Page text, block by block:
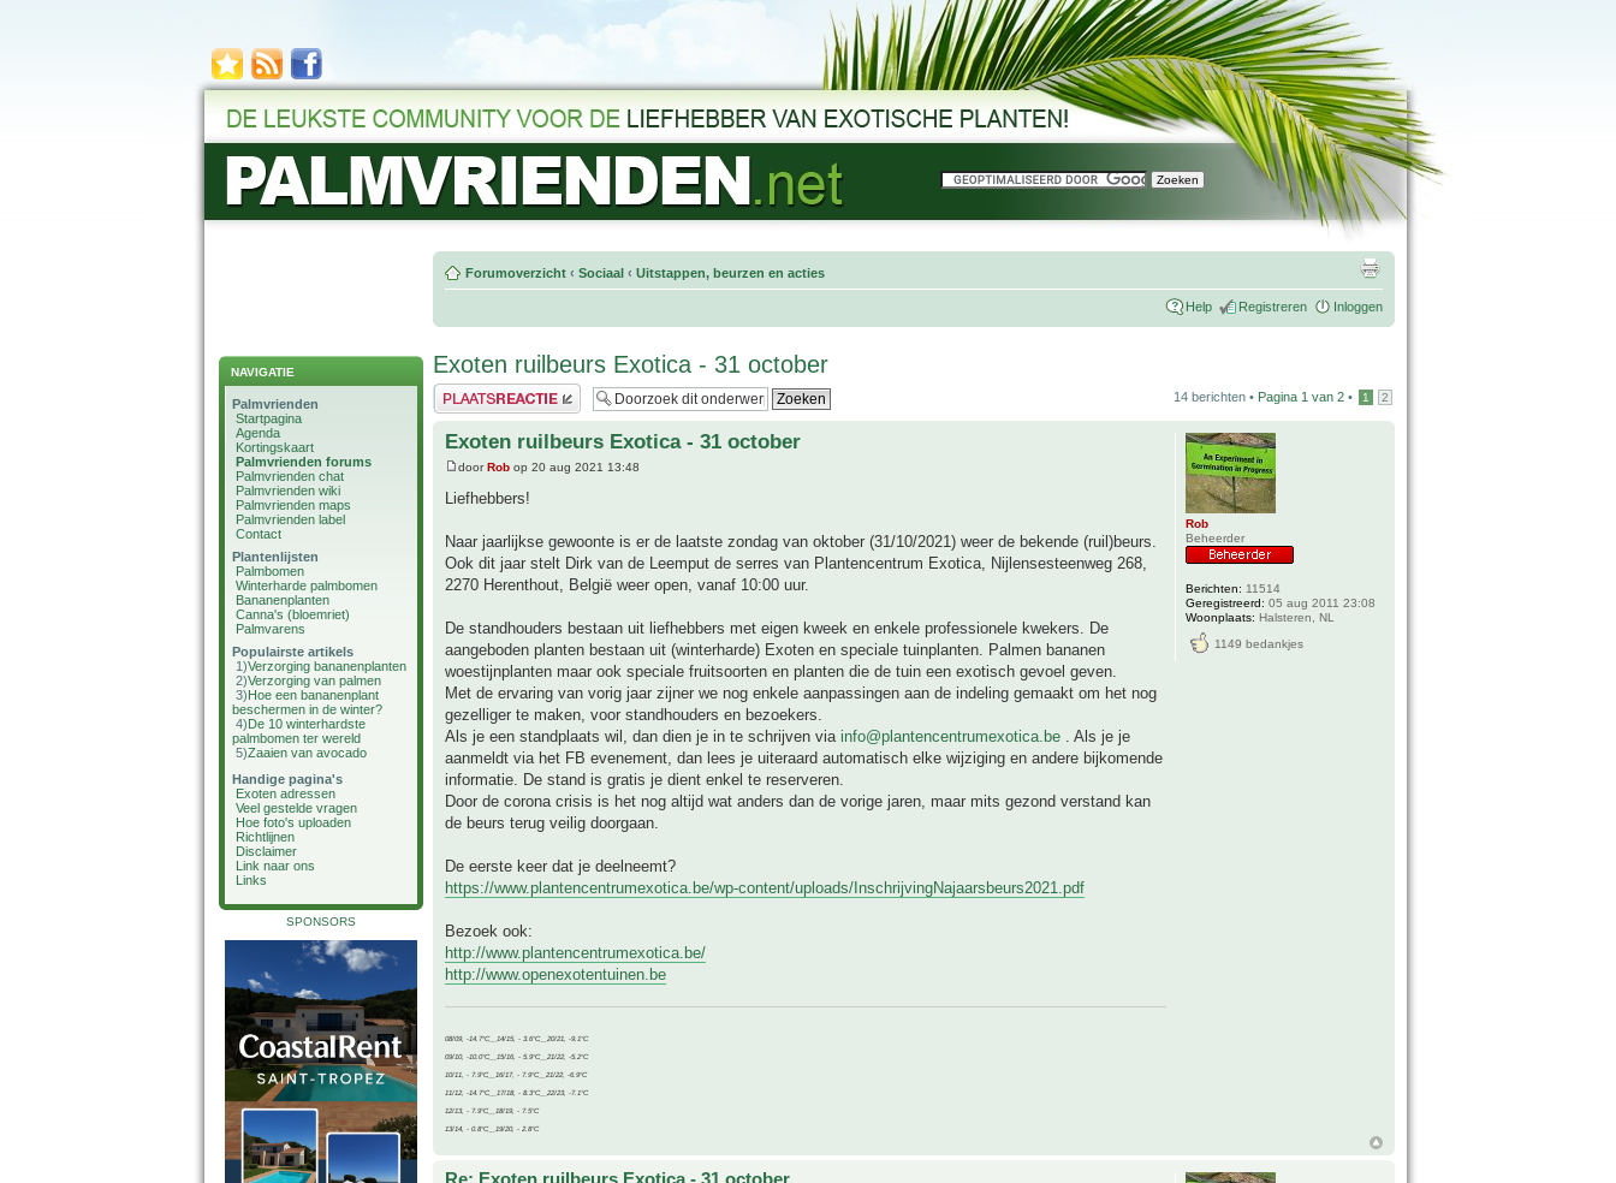
NAVIGATIE
Palmvrienden
Startpagina
Agenda
Kortingskaart
Palmvrienden forums
Palmvrienden chat
Palmvrienden wiki
Palmvrienden maps
Palmvrienden label
Contact
Plantenlijsten
Palmbomen
Winterharde palmbomen
Bananenplanten
Canna's (bloemriet)
Palmvarens
Populairste artikels
1)Verzorging bananenplanten
2)Verzorging van palmen
3)Hoe een bananenplant
beschermen in de winter?
4)De 10 winterhardste
palmbomen ter wereld
5)Zaaien van avocado
Handige pagina's
Exoten adressen
Veel gestelde vragen
Hoe foto's uploaden
Richtlijnen
Disclaimer
Link naar ons
Links
SPONSORS
Forumoverzicht ‹ Sociaal ‹ Uitstappen, beurzen en acties
Help Registreren Inloggen
Exoten ruilbeurs Exotica - 31 october
Plaats een reactie 14 berichten • Pagina 1 van 2 • 1 2
Exoten ruilbeurs Exotica - 31 october
doorRob op 20 aug 2021 13:48
Liefhebbers!
Naar jaarlijkse gewoonte is er de laatste zondag van oktober (31/10/2021) weer de bekende (ruil)beurs.
Ook dit jaar stelt Dirk van de Leemput de serres van Plantencentrum Exotica, Nijlensesteenweg 268,
2270 Herenthout, België weer open, vanaf 10:00 uur.
De standhouders bestaan uit liefhebbers met eigen kweek en enkele professionele kwekers. De
aangeboden planten bestaan uit (winterharde) Exoten en speciale tuinplanten. Palmen bananen
woestijnplanten maar ook speciale fruitsoorten en planten die de tuin een exotisch gevoel geven.
Met de ervaring van vorig jaar zijner we nog enkele aanpassingen aan de indeling gemaakt om het nog
gezelliger te maken, voor standhouders en bezoekers.
Als je een standplaats wil, dan dien je in te schrijven via info@plantencentrumexotica.be . Als je je
aanmeldt via het FB evenement, dan lees je uiteraard automatisch elke wijziging en andere bijkomende
informatie. De stand is gratis je dient enkel te reserveren.
Door de corona crisis is het nog altijd wat anders dan de vorige jaren, maar mits gezond verstand kan
de beurs terug veilig doorgaan.
De eerste keer dat je deelneemt?
https://www.plantencentrumexotica.be/wp-content/uploads/InschrijvingNajaarsbeurs2021.pdf
Bezoek ook:
http://www.plantencentrumexotica.be/
http://www.openexotentuinen.be
08/09, -14.7°C__14/15, - 3.6°C__20/21, -9.1°C
09/10, -10.0°C__15/16, - 5.9°C__21/22, -5.2°C
10/11, - 7.9°C__16/17, - 7.9°C__21/22, -6.9°C
11/12, -14.7°C__17/18, - 8.3°C__22/23, -7.1°C
12/13, - 7.9°C__18/19, - 7.5°C
13/14, - 0.8°C__19/20, - 2.8°C
Rob
Beheerder
Berichten: 11514
Geregistreerd: 05 aug 2011 23:08
Woonplaats: Halsteren, NL
1149 bedankjes
Re: Exoten ruilbeurs Exotica - 31 october